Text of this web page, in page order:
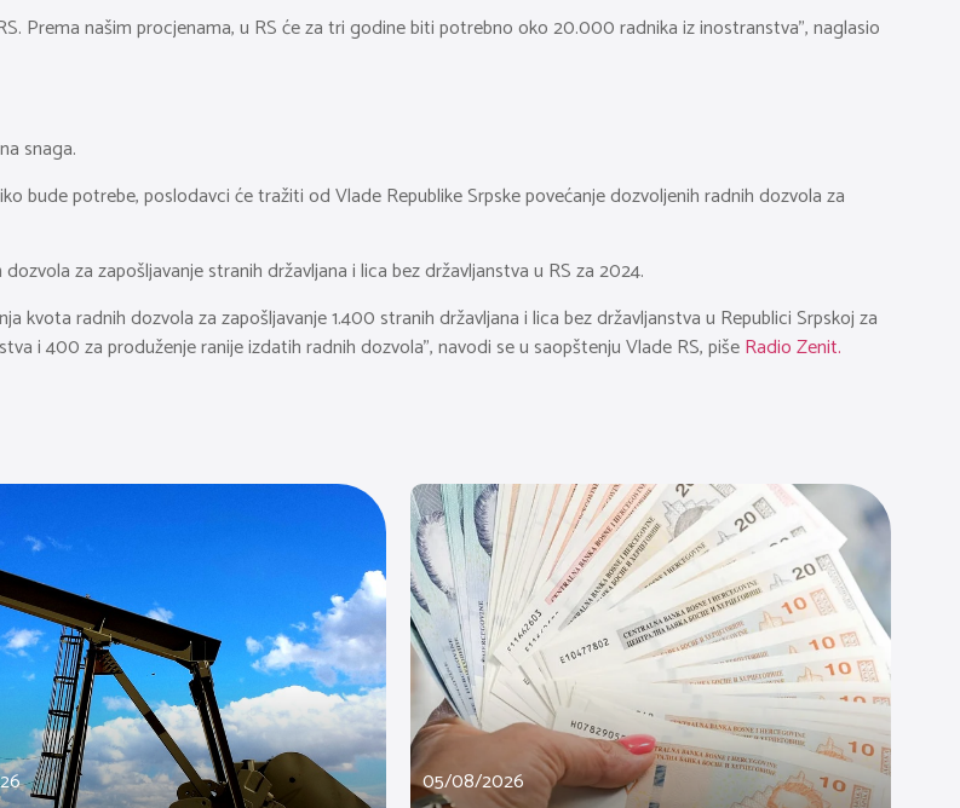
Prema našim procjenama, u RS će za tri godine biti potrebno oko 20.000 radnika iz inostranstva”, naglasio
snaga.
bude potrebe, poslodavci će tražiti od Vlade Republike Srpske povećanje dozvoljenih radnih dozvola za
za zapošljavanje stranih državljana i lica bez državljanstva u RS za 2024.
kvota radnih dozvola za zapošljavanje 1.400 stranih državljana i lica bez državljanstva u Republici Srpskoj za
i 400 za produženje ranije izdatih radnih dozvola”, navodi se u saopštenju Vlade RS, pišeRadio Zenit.
05/08/2026